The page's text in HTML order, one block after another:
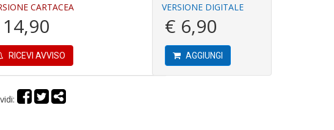
CARTACEA
RICEVI AVVISO
VERSIONE DIGITALE
€ 6,90
AGGIUNGI